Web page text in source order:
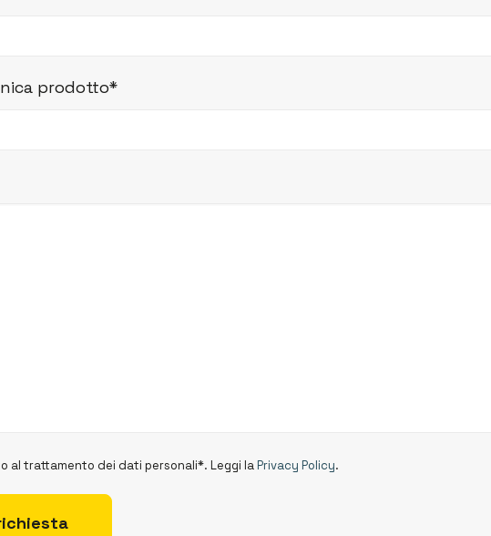
prodotto*
al trattamento dei dati personali*. Leggi laPrivacy Policy.